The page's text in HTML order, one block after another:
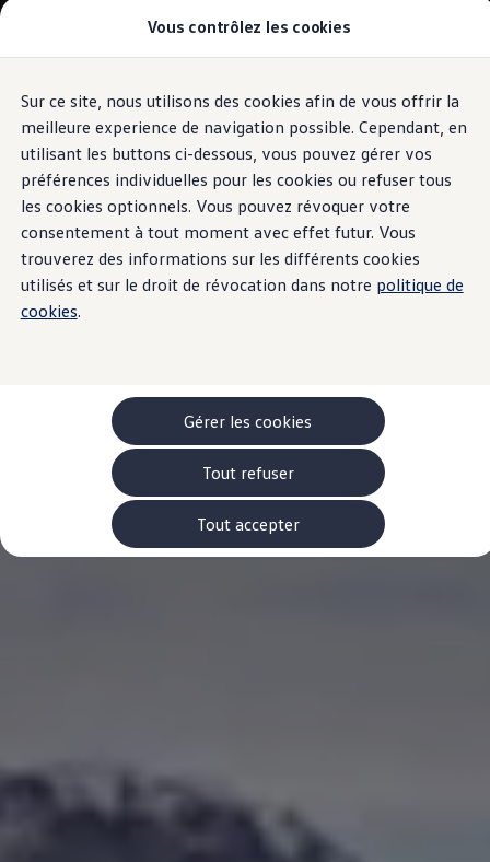
Vous contrôlez les cookies
Sur ce site, nous utilisons des cookies afin de vous offrir la
meilleure experience de navigation possible. Cependant, en
utilisant les buttons ci-dessous, vous pouvez gérer vos
préférences individuelles pour les cookies ou refuser tous
les cookies optionnels. Vous pouvez révoquer votre
consentement à tout moment avec effet futur. Vous
trouverez des informations sur les différents cookies
utilisés et sur le droit de révocation dans notre politique de
cookies.
Tout accepter
Tout refuser
Gérer les cookies
Aller au
contenu
principal
Aller
au
pied
de
page
Modèles et configurateur
Offres pour particuliers
ID. Polo
ID.3 Neo
T-Roc
T-Cross
Taigo
Golf
Tiguan
Tayron
ID.3 GTX FIRE+ICE
Brochure promotionelle
Véhicules en stock
Véhicules d'occasions
-> Volkswagen Financial Services (Leasing)
Listes de prix
Rouler en électrique
Nos véhicules hybrides
Recharge & autonomie
Comment payer ?
Propriétaires et Service
myVolkswagen
Aide sur les applis et les services numériques
Navigation Map Update